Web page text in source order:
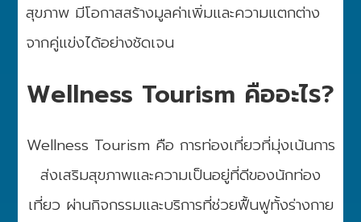
สุขภาพ มีโอกาสสร้างมูลค่าเพิ่มและความแตกต่าง
จากคู่แข่งได้อย่างชัดเจน
Wellness Tourism คืออะไร?
Wellness Tourism คือ การท่องเที่ยวที่มุ่งเน้นการ
ส่งเสริมสุขภาพและความเป็นอยู่ที่ดีของนักท่อง
เที่ยว ผ่านกิจกรรมและบริการที่ช่วยฟื้นฟูทั้งร่างกาย